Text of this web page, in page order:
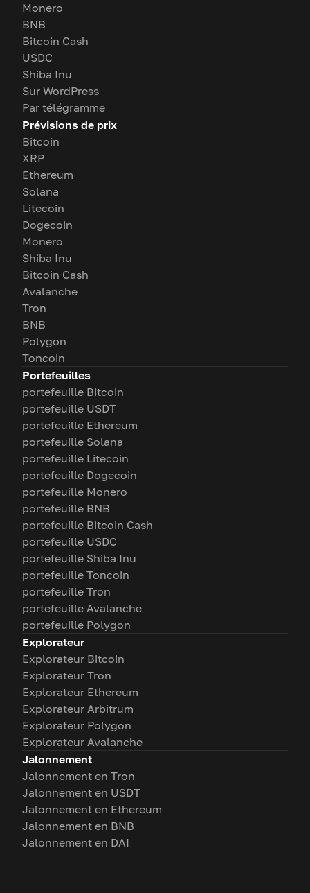
Monero
BNB
Bitcoin Cash
USDC
Shiba Inu
Sur WordPress
Par télégramme
Prévisions de prix
Bitcoin
XRP
Ethereum
Solana
Litecoin
Dogecoin
Monero
Shiba Inu
Bitcoin Cash
Avalanche
Tron
BNB
Polygon
Toncoin
Portefeuilles
portefeuille Bitcoin
portefeuille USDT
portefeuille Ethereum
portefeuille Solana
portefeuille Litecoin
portefeuille Dogecoin
portefeuille Monero
portefeuille BNB
portefeuille Bitcoin Cash
portefeuille USDC
portefeuille Shiba Inu
portefeuille Toncoin
portefeuille Tron
portefeuille Avalanche
portefeuille Polygon
Explorateur
Explorateur Bitcoin
Explorateur Tron
Explorateur Ethereum
Explorateur Arbitrum
Explorateur Polygon
Explorateur Avalanche
Jalonnement
Jalonnement en Tron
Jalonnement en USDT
Jalonnement en Ethereum
Jalonnement en BNB
Jalonnement en DAI